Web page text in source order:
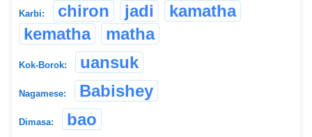
Karbi: chiron jadi
kamatha
kematha
matha
Kok-Borok: uansuk
Nagamese: Babishey
Dimasa: bao